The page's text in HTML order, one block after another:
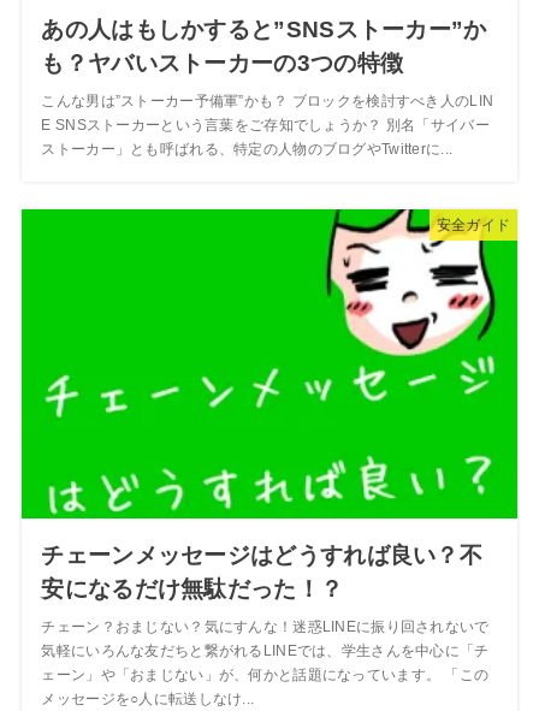
あの人はもしかすると”SNSストーカー”か
も？ヤバいストーカーの3つの特徴
こんな男は”ストーカー予備軍”かも？ ブロックを検討すべき人のLIN
E SNSストーカーという言葉をご存知でしょうか？ 別名「サイバー
ストーカー」とも呼ばれる、特定の人物のブログやTwitterに...
安全ガイド
チェーンメッセージはどうすれば良い？不
安になるだけ無駄だった！？
チェーン？おまじない？気にすんな！迷惑LINEに振り回されないで
気軽にいろんな友だちと繋がれるLINEでは、学生さんを中心に「チ
ェーン」や「おまじない」が、何かと話題になっています。 「この
メッセージを○人に転送しなけ...